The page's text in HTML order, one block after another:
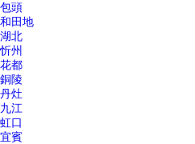
包頭
和田地
湖北
忻州
花都
銅陵
丹灶
九江
虹口
宜賓